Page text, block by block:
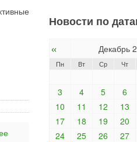
Новости по
« Декабрь
Пн Вт Ср Чт
3
4 5 6
10
11 12 13
17
18 19 20
24
25 26 27